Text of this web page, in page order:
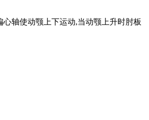
轴使动颚上下运动,当动颚上升时肘板